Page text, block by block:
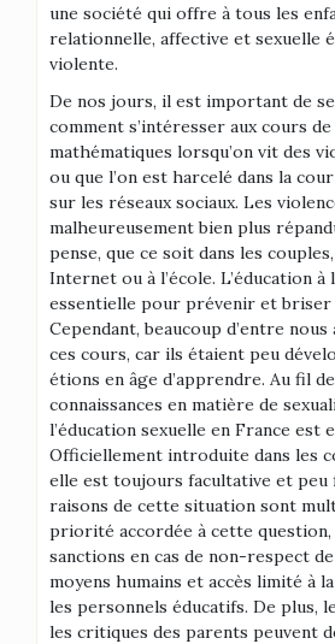
une société qui offre à tous les
relationnelle, affective et sexuelle
violente.
De nos jours, il est important de
comment s’intéresser aux cours
mathématiques lorsqu’on vit des
ou que l’on est harcelé dans la
sur les réseaux sociaux. Les
malheureusement bien plus
pense, que ce soit dans les
Internet ou à l’école. L’éducation à
essentielle pour prévenir et briser
Cependant, beaucoup d’entre
ces cours, car ils étaient peu
étions en âge d’apprendre. Au fil
connaissances en matière de
l’éducation sexuelle en France est
Officiellement introduite dans les
elle est toujours facultative et peu
raisons de cette situation sont
priorité accordée à cette question,
sanctions en cas de non-respect
moyens humains et accès limité à
les personnels éducatifs. De plus,
les critiques des parents peuvent